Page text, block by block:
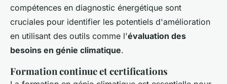
compétences en diagnostic énergétique sont
cruciales pour identifier les potentiels d'amélioration
en utilisant des outils comme l'évaluation des
besoins en génie climatique.
Formation continue et certifications